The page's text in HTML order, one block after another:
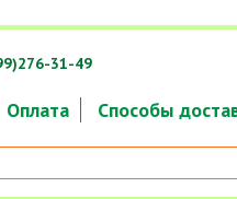
Оплата Способы
31-49